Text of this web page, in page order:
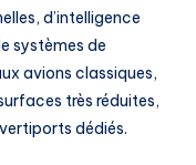
d’intelligence
systèmes de
avions classiques,
très réduites,
dédiés.